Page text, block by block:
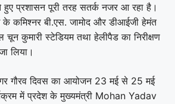
हुए प्रशासन पूरी तरह सतर्क नजर आ रहा है।
के कमिश्नर बी.एस. जामोद और डीआईजी हेमंत
चून कुमारी स्टेडियम तथा हेलीपैड का निरीक्षण
लिया।
गौरव दिवस का आयोजन 23 मई से 25 मई
में प्रदेश के मुख्यमंत्री Mohan Yadav